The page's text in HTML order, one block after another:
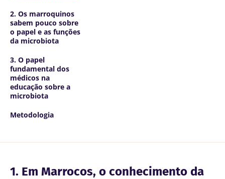
2. Os marroquinos
sabem pouco sobre
o papel e as funções
da microbiota
3. O papel
fundamental dos
médicos na
educação sobre a
microbiota
Metodologia
1. Em Marrocos, o conhecimento da